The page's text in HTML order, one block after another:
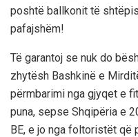
poshtë ballkonit të
pafajshëm!
Të garantoj se nuk do
zhytësh Bashkinë e
përmbarimi nga gjyqet e
puna, sepse Shqipëria e
BE, e jo nga foltoristët që